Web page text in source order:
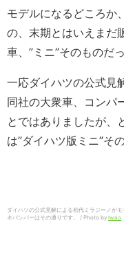
モデルになるどころか
の、末期とはいえまだ
車、”ミニ”そのものだ
一応ダイハツの公式見
同社の大衆車、コンパ
とではありましたが、
は”ダイハツ版ミニ”そ
ダイハツの公式見解による初代ミラジーノが
キバンパーはその通りです。 / Photo by Iwao